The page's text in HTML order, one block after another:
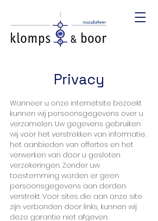
Privacy
Wanneer u onze internetsite bezoekt
kunnen wij persoonsgegevens over u
verzamelen. Uw gegevens gebruiken
wij voor het verstrekken van informatie,
het aanbieden van offertes en het
verwerken van door u gesloten
verzekeringen. Zonder uw
toestemming worden er geen
persoonsgegevens aan derden
verstrekt. Voor sites die aan onze site
zijn verbonden door links, kunnen wij
deze garantie niet afgeven.